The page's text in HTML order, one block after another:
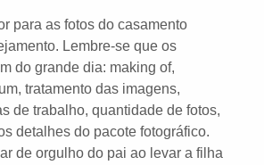
para as fotos do casamento
Lembre-se que os
do grande dia: making of,
tratamento das imagens,
de trabalho, quantidade de fotos,
detalhes do pacote fotográfico.
de orgulho do pai ao levar a filha